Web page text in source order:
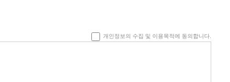
개인정보의 수집 및 이용목적에 동의합니다.